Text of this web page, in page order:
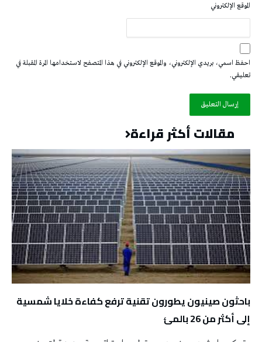
الموقع الإلكتروني
احفظ اسمي، بريدي الإلكتروني، والموقع الإلكتروني في هذا المتصفح لاستخدامها المرة المقبلة في
تعليقي.
مقالات أكثر قراءة
باحثون صينيون يطورون تقنية ترفع كفاءة خلايا شمسية
إلى أكثر من 26 بالمئ